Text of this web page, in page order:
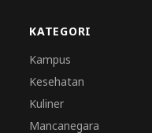
KATEGORI
Kampus
Kesehatan
Kuliner
Mancanegara